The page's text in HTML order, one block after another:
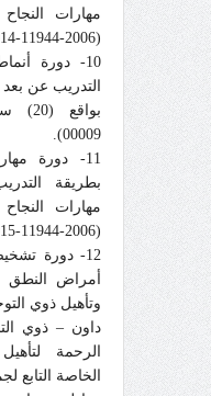
(2006-11944-00014).
10- دورة
التدريب عن
00009).
11- دورة
بطريقة
(2006-11944-00015).
12- دورة
أمراض النطق
وتأهيل ذوي
داون – ذوي
الرحمة
الخاصة التابع